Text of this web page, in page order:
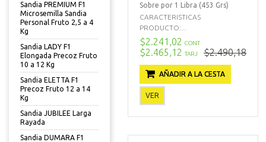
Sandia PREMIUM F1
Microsemilla Sandia
Personal Fruto 2,5 a 4
Kg
Sandia LADY F1
Elongada Precoz Fruto
10 a 12 Kg
Sandia ELETTA F1
Precoz Fruto 12 a 14
Kg
Sandia JUBILEE Larga
Rayada
Sandia DUMARA F1
Sobre por 1 Libra (453 Grs)
CARACTERISTICAS
PRODUCTO:...
$2.241,02 CONT
$2.465,12 TARJ $2.490,18
AÑADIR A LA CESTA
VER